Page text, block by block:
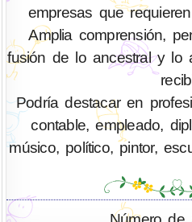
empresas que
Amplia comprensión,
fusión de lo ancestral y lo
Podría destacar en
contable, empleado,
músico, político, pintor,